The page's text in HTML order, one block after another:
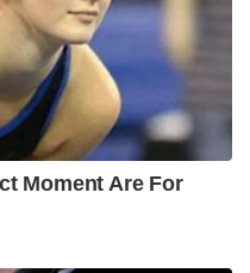
Moment Are For